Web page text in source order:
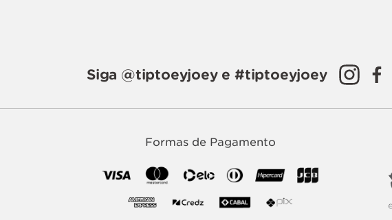
Siga @tiptoeyjoey e #tiptoeyjoey
Formas de Pagamento